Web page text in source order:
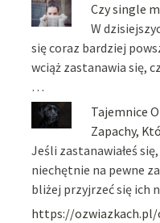
Czy single
W
się coraz bardziej
wciąż zastanawia się,
…
Tajemnice
Zapachy,
Jeśli zastanawiałeś
niechętnie na pewne
bliżej przyjrzeć się ich
https://